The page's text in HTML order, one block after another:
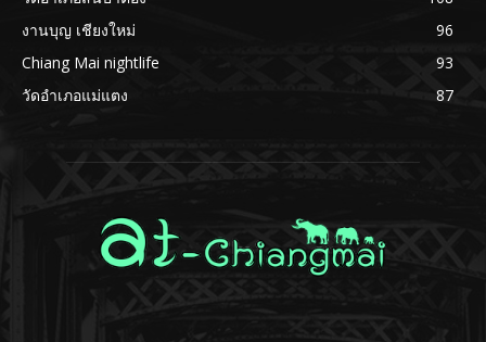
งานบุญ เชียงใหม่
96
Chiang Mai nightlife
93
วัดอำเภอแม่แตง
87